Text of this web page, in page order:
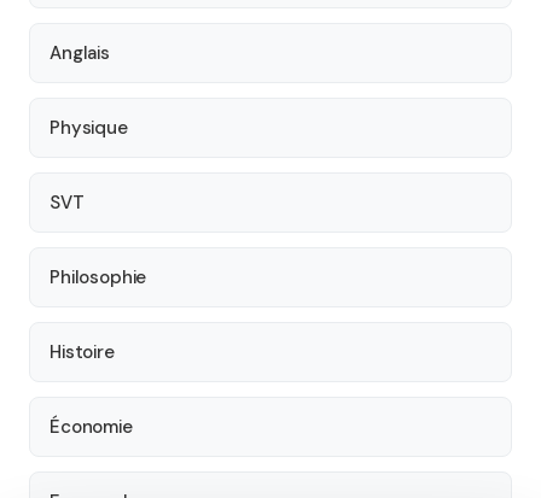
Anglais
Physique
SVT
Philosophie
Histoire
Économie